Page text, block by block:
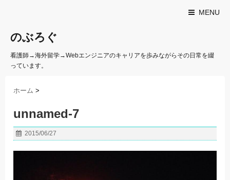
MENU
のぶろぐ
看護師→海外留学→Webエンジニアのキャリアを歩みながらその日常を綴
っています。
ホーム >
unnamed-7
2015/06/27